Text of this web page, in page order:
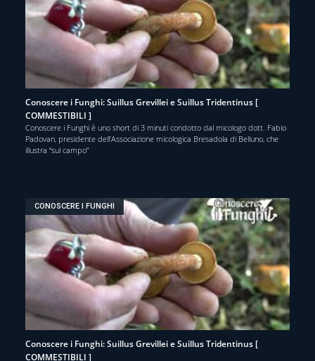
Conoscere i Funghi: Suillus Grevillei e Suillus Tridentinus [
COMMESTIBILI ]
Conoscere i Funghi è uno short di 3 minuti condotto dal micologo dott. Fabio
Padovan, presidente dell’Associazione micologica Bresadola di Belluno, che
illustra “sul campo”
CONOSCERE I FUNGHI
Conoscere i Funghi: Suillus Grevillei e Suillus Tridentinus [
COMMESTIBILI ]